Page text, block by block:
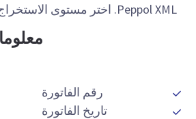
Peppol XML. اختر مستوى الاستخراج المناسب لاحتياجاتك.
رقم الفاتورة
تاريخ الفاتورة